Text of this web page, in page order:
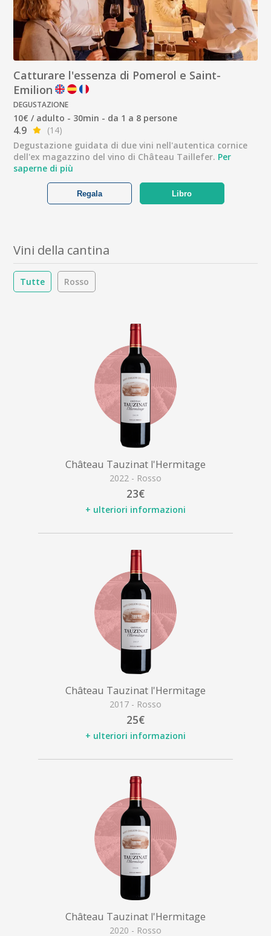
Catturare l'essenza di Pomerol e Saint-
Emilion
DEGUSTAZIONE
10€ / adulto - 30min - da 1 a 8 persone
4.9
(14)
Degustazione guidata di due vini nell'autentica cornice
dell'ex magazzino del vino di Château Taillefer. Per
saperne di più
Libro
Regala
Vini della cantina
Tutte Rosso
Château Tauzinat l'Hermitage
2022 - Rosso
23€
+ ulteriori informazioni
Château Tauzinat l'Hermitage
2017 - Rosso
25€
+ ulteriori informazioni
Château Tauzinat l'Hermitage
2020 - Rosso